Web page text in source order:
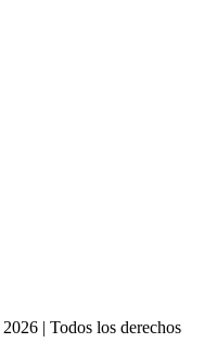
2026 |Todos los derechos